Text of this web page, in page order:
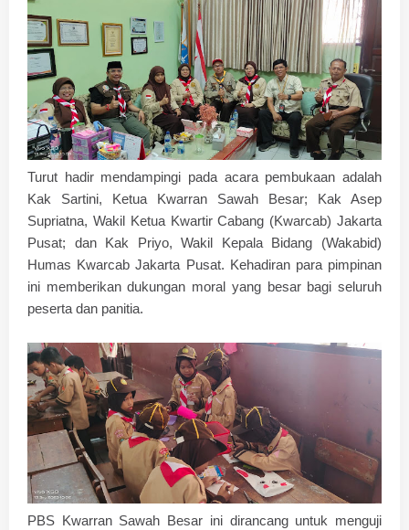
Turut hadir mendampingi pada acara pembukaan adalah
Kak Sartini, Ketua Kwarran Sawah Besar; Kak Asep
Supriatna, Wakil Ketua Kwartir Cabang (Kwarcab) Jakarta
Pusat; dan Kak Priyo, Wakil Kepala Bidang (Wakabid)
Humas Kwarcab Jakarta Pusat. Kehadiran para pimpinan
ini memberikan dukungan moral yang besar bagi seluruh
peserta dan panitia.
PBS Kwarran Sawah Besar ini dirancang untuk menguji